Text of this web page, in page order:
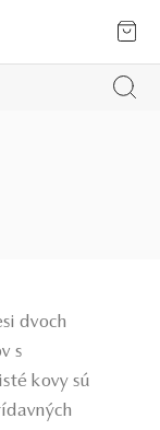
dvoch
s
kovy sú